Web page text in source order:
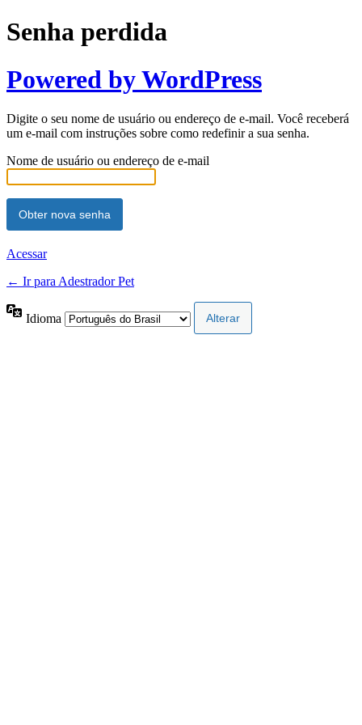
Senha perdida
Powered by WordPress
Digite o seu nome de usuário ou endereço de e-mail. Você receberá
um e-mail com instruções sobre como redefinir a sua senha.
Nome de usuário ou endereço de e-mail
Acessar
← Ir para Adestrador Pet
Idioma